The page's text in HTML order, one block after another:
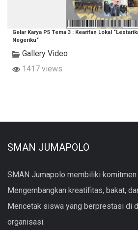
Gelar Karya P5 Tema 3 : Kearifan Lokal
Negeriku“
Gallery Video
1417 views
SMAN JUMAPOLO
SMAN Jumapolo membiliki komitmen
Mengembangkan kreatifitas, bakat,
Mencetak siswa yang berprestasi di
organisasi.